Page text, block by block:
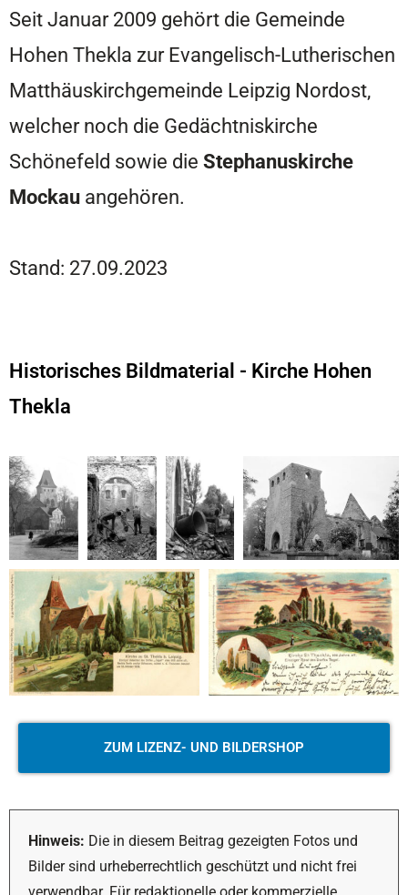
Seit Januar 2009 gehört die Gemeinde
Hohen Thekla zur Evangelisch-Lutherischen
Matthäuskirchgemeinde Leipzig Nordost,
welcher noch die Gedächtniskirche
Schönefeld sowie die Stephanuskirche
Mockau angehören.
Stand: 27.09.2023
Historisches Bildmaterial - Kirche Hohen
Thekla
ZUM LIZENZ- UND BILDERSHOP
Hinweis: Die in diesem Beitrag gezeigten Fotos und
Bilder sind urheberrechtlich geschützt und nicht frei